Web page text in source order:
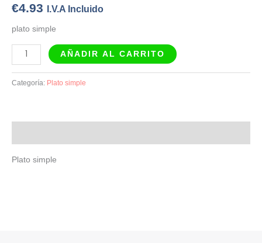
€4.93 I.V.A Incluido
plato simple
AÑADIR AL CARRITO
Categoría: Plato simple
Plato simple